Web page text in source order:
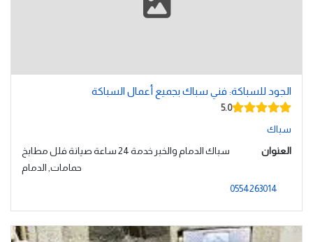
الجود للسباكة: فني سباك بجميع أعمال السباكة
5.0
سباك
العنوان
سباك الدمام والخبر خدمة 24 ساعة صيانة فلل مطابخ
حمامات, الدمام
0554263014